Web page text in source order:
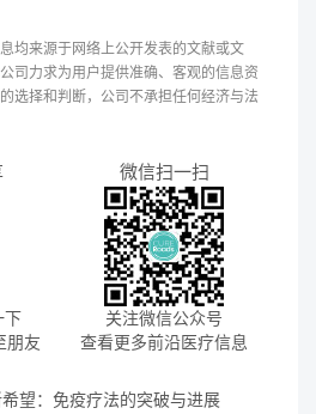
均来源于网络上公开发表的文献或文
司力求为用户提供准确、客观的信息资
选择和判断，公司不承担任何经济与法
下
朋友
微信扫一扫
关注微信公众号
查看更多前沿医疗信息
望：免疫疗法的突破与进展